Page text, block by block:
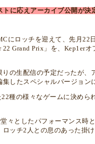
トに応えアーカイブ公開が決
にロッチを迎えて、先月22
Grand Prix」を、 Kep1erオ
りの生配信の予定だったが
したスペシャルバージョン
種の様々なゲームに決めら
々としたパフォーマンス時
ロッチ2人との息のあった掛